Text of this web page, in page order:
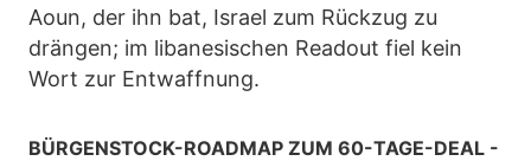
Aoun, der ihn bat, Israel zum Rückzug zu
drängen; im libanesischen Readout fiel kein
Wort zur Entwaffnung.
BÜRGENSTOCK-ROADMAP ZUM 60-TAGE-DEAL -